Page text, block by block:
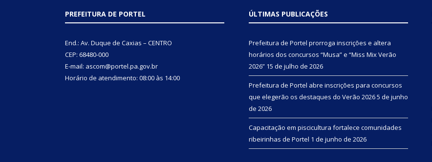
PREFEITURA DE PORTEL
End.: Av. Duque de Caxias – CENTRO
CEP: 68480-000
E-mail: ascom@portel.pa.gov.br
Horário de atendimento: 08:00 às 14:00
ÚLTIMAS PUBLICAÇÕES
Prefeitura de Portel prorroga inscrições e altera
horários dos concursos “Musa” e “Miss Mix Verão
2026” 15 de julho de 2026
Prefeitura de Portel abre inscrições para concursos
que elegerão os destaques do Verão 20265 de junho
de 2026
Capacitação em piscicultura fortalece comunidades
ribeirinhas de Portel 1 de junho de 2026